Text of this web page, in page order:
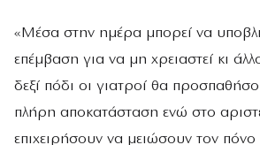
«Μέσα στην ημέρα μπορεί να
επέμβαση για να μη χρειαστεί κι
δεξί πόδι οι γιατροί θα
πλήρη αποκατάσταση ενώ στο
επιχειρήσουν να μειώσουν τον